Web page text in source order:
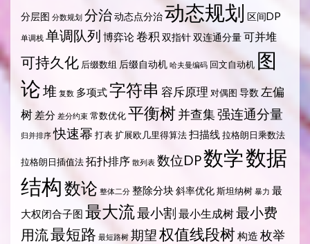
分层图 分数规划 分治动态点分治动态规划 区间DP
单调栈 单调队列 博弈论卷积 双指针双连通分量可并堆
可持久化 后缀数组 后缀自动机 哈夫曼编码 回文自动机 图
论堆 复数 多项式字符串 容斥原理 对偶图 导数 左偏
树 差分 差分约束 常数优化平衡树并查集强连通分量
归并排序 快速幂 打表扩展欧几里得算法扫描线拉格朗日乘数法
拉格朗日插值法拓扑排序 散列表 数位DP数学数据
结构数论 整体二分 整除分块斜率优化斯坦纳树 暴力 最
大权闭合子图 最大流最小割 最小生成树最小费
用流最短路 最短路树 期望权值线段树构造 枚举